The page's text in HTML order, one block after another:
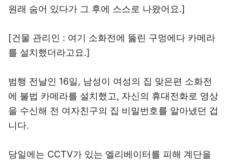
원래 숨어 있다가 그 후에 스스로 나왔어요.]
[건물 관리인 : 여기 소화전에 뚫린 구멍에다 카메라
를 설치했더라고요.]
범행 전날인 16일, 남성이 여성의 집 맞은편 소화전
에 불법 카메라를 설치했고, 자신의 휴대전화로 영상
을 수신해 전 여자친구의 집 비밀번호를 알아냈던 겁
니다.
당일에는 CCTV가 있는 엘리베이터를 피해 계단을